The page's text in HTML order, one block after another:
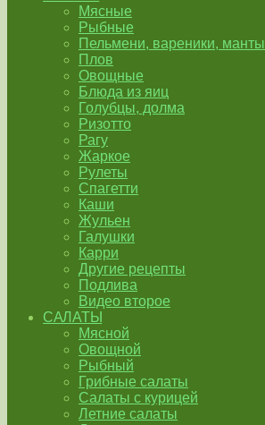
Мясные
Рыбные
Пельмени, вареники, манты
Плов
Овощные
Блюда из яиц
Голубцы, долма
Ризотто
Рагу
Жаркое
Рулеты
Спагетти
Каши
Жульен
Галушки
Карри
Другие рецепты
Подлива
Видео второе
САЛАТЫ
Мясной
Овощной
Рыбный
Грибные салаты
Салаты с курицей
Летние салаты